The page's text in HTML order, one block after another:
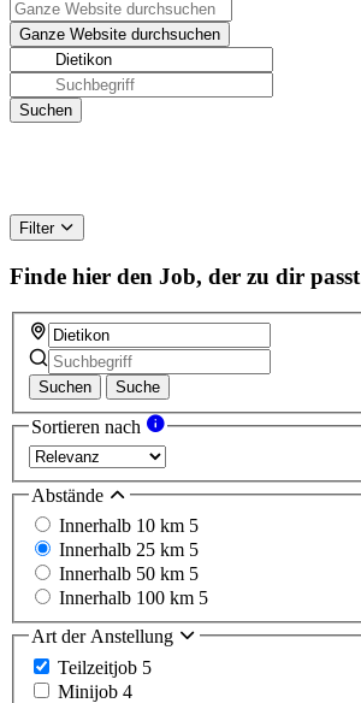
Filter
Finde hier den Job, der zu dir passt
Suchen Suche
Sortieren nach
Abstände
Innerhalb 10 km 5
Innerhalb 25 km 5
Innerhalb 50 km 5
Innerhalb 100 km 5
Art der Anstellung
Teilzeitjob 5
Minijob 4